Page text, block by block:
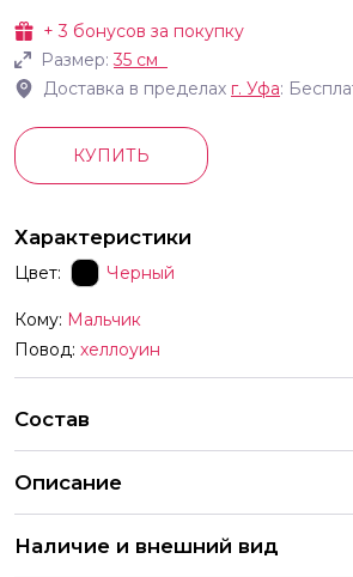
+3 бонусов за покупку
Размер:35 см
Доставка в пределах г. Уфа:
КУПИТЬ
Характеристики
Цвет: Черный
Кому: Мальчик
Повод: хеллоуин
Состав
Описание
шаров с красиво подобранными
Наличие и внешний вид